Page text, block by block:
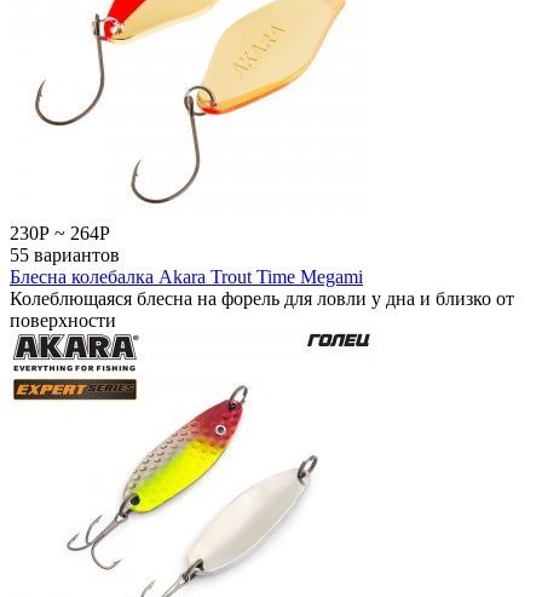
230Р ~ 264Р
55 вариантов
Блесна колебалка Akara Trout Time Megami
Колеблющаяся блесна на форель для ловли у дна и близко от
поверхности